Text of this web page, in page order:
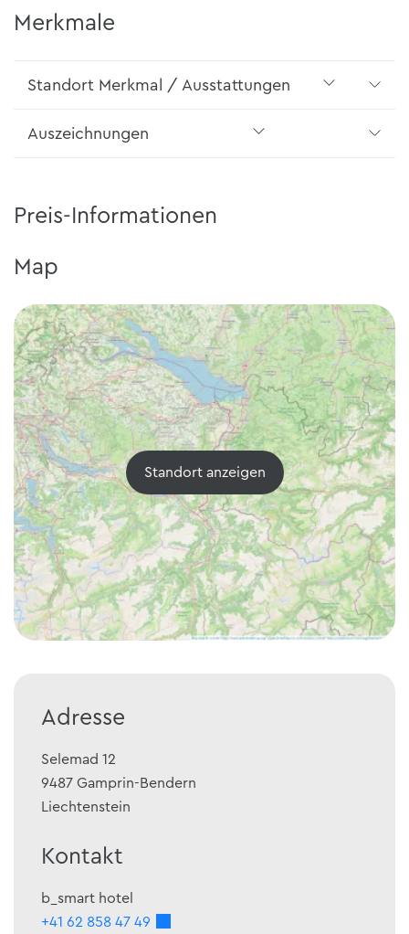
Merkmale
Standort Merkmal / Ausstattungen
Auszeichnungen
Preis-Informationen
Map
Standort anzeigen
Adresse
Selemad 12
9487 Gamprin-Bendern
Liechtenstein
Kontakt
b_smart hotel
+41 62 858 47 49